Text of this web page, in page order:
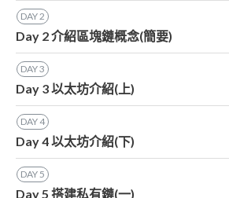
DAY2
Day 2 介紹區塊鏈概念(簡要)
DAY3
Day 3 以太坊介紹(上)
DAY4
Day 4 以太坊介紹(下)
DAY5
Day 5 搭建私有鏈(一)